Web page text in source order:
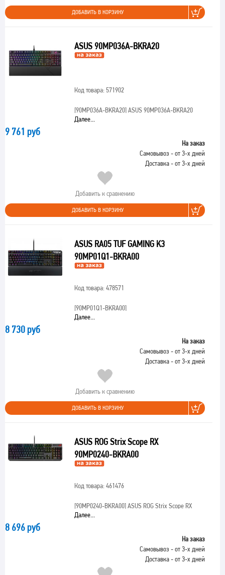
ДОБАВИТЬ В КОРЗИНУ
ASUS 90MP036A-BKRA20
Код товара: 571902
[90MP036A-BKRA20]ASUS 90MP036A-BKRA20
Далее...
9 761 руб
На заказ
Самовывоз - от 3-х дней
Доставка - от 3-х дней
Добавить к сравнению
ДОБАВИТЬ В КОРЗИНУ
ASUS RA05 TUF GAMING K3
90MP01Q1-BKRA00
Код товара: 478571
[90MP01Q1-BKRA00]
Далее...
8 730 руб
На заказ
Самовывоз - от 3-х дней
Доставка - от 3-х дней
Добавить к сравнению
ДОБАВИТЬ В КОРЗИНУ
ASUS ROG Strix Scope RX
90MP0240-BKRA00
Код товара: 461476
[90MP0240-BKRA00]ASUS ROG Strix Scope RX
Далее...
8 696 руб
На заказ
Самовывоз - от 3-х дней
Доставка - от 3-х дней